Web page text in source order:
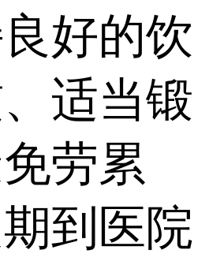
好的饮
适当锻
劳累
到医院